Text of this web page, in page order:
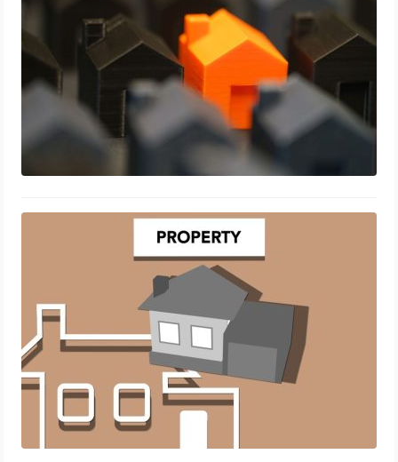
Investir dans l’immobilier locatif : une
stratégie rentable ?
30 juin 2026